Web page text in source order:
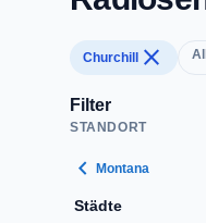
Churchill close
Filter
STANDORT
chevron_left Montana
Städte